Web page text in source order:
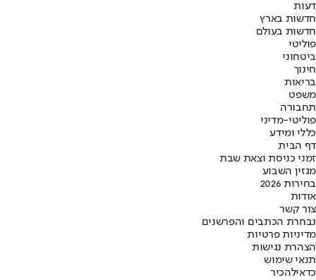
דעות
חדשות בארץ
חדשות בעולם
פוליטי
ביטחוני
חינוך
בריאות
משפט
תחבורה
פוליטי-מדיני
כללי ומידע
דף הבית
זמני כניסת וצאת שבת
מגזין השבוע
בחירות 2026
אודות
צור קשר
נבחרת הכתבים והפרשנים
מדיניות פרטיות
הצהרת נגישות
תנאי שימוש
כדאילהכיר